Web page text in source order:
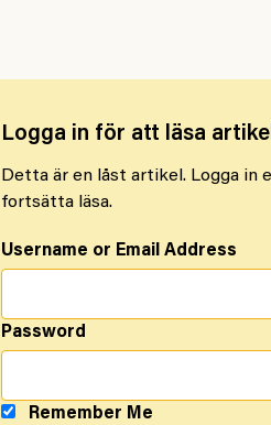
Logga in för att läsa
Detta är en låst artikel. Logga in
fortsätta läsa.
Username or Email Address
Password
Remember Me